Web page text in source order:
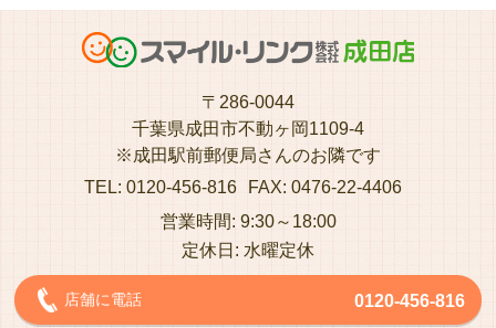
〒286-0044
千葉県成田市不動ヶ岡1109-4
※成田駅前郵便局さんのお隣です
TEL: 0120-456-816
FAX: 0476-22-4406
営業時間: 9:30～18:00
定休日: 水曜定休
店舗に電話 0120-456-816